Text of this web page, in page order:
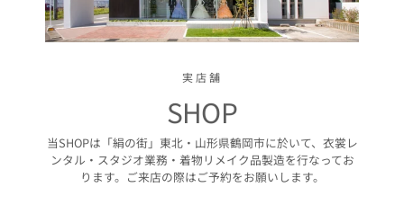
実店舗
SHOP
当SHOPは「絹の街」東北・山形県鶴岡市に於いて、衣裳レ
ンタル・スタジオ業務・着物リメイク品製造を行なってお
ります。ご来店の際はご予約をお願いします。